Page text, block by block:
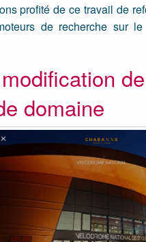
profité de ce travail de
de recherche sur
domaine